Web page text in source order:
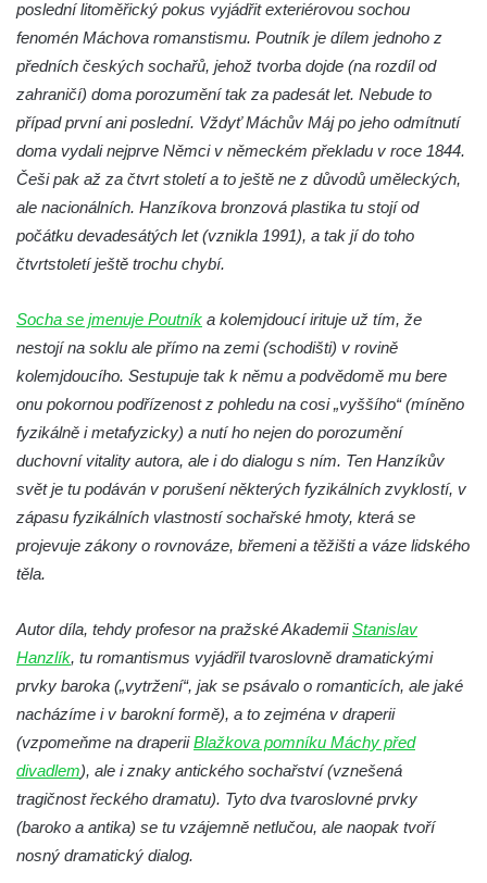
Socha Orel v ZOO Hluboká
Socha Vydry si hrají v ZOO Hluboká
Socha Přátelství v ZOO Hluboká
Socha Matka příroda v ZOO Hluboká
Socha Kudlanka v ZOO Hluboká
Socha Vlčice s mládětem v ZOO Hluboká
Socha Orlice v ZOO Hluboká
Socha Tygr v ZOO Hluboká
Socha Želva v ZOO Hluboká
Socha Kozorožec horský v ZOO Hluboká
Socha Včela v ZOO Hluboká
Socha Housenka v ZOO Hluboká
Socha Nosorožík v ZOO Hluboká
Socha Vážka v ZOO Hluboká
Socha Volavka v ZOO Hluboká
Flamingo trůn v ZOO Hluboká
Lysá nad Labem, barokní město Šporkovo
Socha Opičákovník v ZOO Hluboká
Socha Roháč v ZOO Hluboká
Socha Mystik v ZOO Hluboká
poslední litoměřický pokus vyjádřit exteriérovou sochou
fenomén Máchova romanstismu. Poutník je dílem jednoho z
předních českých sochařů, jehož tvorba dojde (na rozdíl od
zahraničí) doma porozumění tak za padesát let. Nebude to
případ první ani poslední. Vždyť Máchův Máj po jeho odmítnutí
doma vydali nejprve Němci v německém překladu v roce 1844.
Češi pak až za čtvrt století a to ještě ne z důvodů uměleckých,
ale nacionálních. Hanzíkova bronzová plastika tu stojí od
počátku devadesátých let (vznikla 1991), a tak jí do toho
čtvrtstoletí ještě trochu chybí.
Socha se jmenuje Poutník a kolemjdoucí irituje už tím, že
nestojí na soklu ale přímo na zemi (schodišti) v rovině
kolemjdoucího. Sestupuje tak k němu a podvědomě mu bere
onu pokornou podřízenost z pohledu na cosi „vyššího“ (míněno
fyzikálně i metafyzicky) a nutí ho nejen do porozumění
duchovní vitality autora, ale i do dialogu s ním. Ten Hanzíkův
svět je tu podáván v porušení některých fyzikálních zvyklostí, v
zápasu fyzikálních vlastností sochařské hmoty, která se
projevuje zákony o rovnováze, břemeni a těžišti a váze lidského
těla.
Autor díla, tehdy profesor na pražské AkademiiStanislav
Hanzlík, tu romantismus vyjádřil tvaroslovně dramatickými
prvky baroka („vytržení“, jak se psávalo o romanticích, ale jaké
nacházíme i v barokní formě), a to zejména v draperii
(vzpomeňme na draperiiBlažkova pomníku Máchy před
divadlem), ale i znaky antického sochařství (vznešená
tragičnost řeckého dramatu). Tyto dva tvaroslovné prvky
(baroko a antika) se tu vzájemně netlučou, ale naopak tvoří
nosný dramatický dialog.